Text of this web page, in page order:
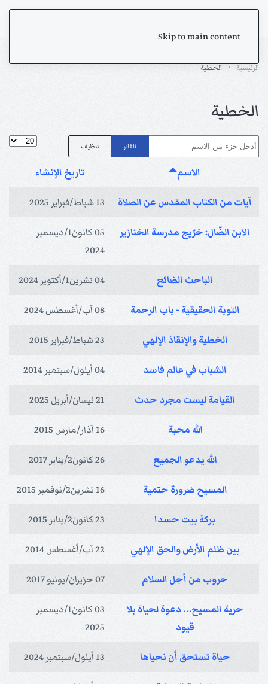
Skip to main content
الرئيسية الخطية
الخطية
أدخل جزء من الاسم الفلتر تنظيف
عدد
الاسم
تاريخ الإنشاء
آيات من الكتاب المقدس عن الصلاة 13 شباط/فبراير 2025
الابن الضّال: خرّيج مدرسة الخنازير
05 كانون1/ديسمبر
2024
الباحث الضائع 04 تشرين1/أكتوير 2024
التوبة الحقيقية - باب الرحمة 08 آب/أغسطس 2024
الخطية والإنقاذ الإلهي 23 شباط/فبراير 2015
الشباب في عالم فاسد 04 أيلول/سبتمبر 2014
القيامة ليست مجرد حدث 21 نيسان/أبريل 2025
الله محبة 16 آذار/مارس 2015
الله يدعو الجميع 26 كانون2/يناير 2017
المسيح ضرورة حتمية 16 تشرين2/نوفمبر 2015
بركة بيت حسدا 23 كانون2/يناير 2015
بين ظلم الأرض والحق الإلهي 22 آب/أغسطس 2014
حروب من أجل السلام 07 حزيران/يونيو 2017
حرية المسيح… دعوة لحياة بلا
قيود
03 كانون1/ديسمبر
2025
حياة تستحق أن نحياها 13 أيلول/سبتمبر 2024